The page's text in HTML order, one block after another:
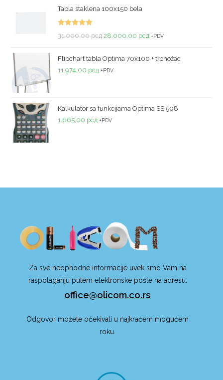
Tabla staklena 100x150 bela
31.000,00рсд 28.000,00 рсд +PDV
Flipchart tabla Optima 70x100 + tronožac
11.974,00 рсд +PDV
Kalkulator sa funkcijama Optima SS 508
1.665,00 рсд +PDV
Za sve neophodne informacije uvek smo Vam na
raspolaganju putem elektronske pošte na adresu:
office@olicom.co.rs
Odgovor možete očekivati u najkraćem mogućem
roku.